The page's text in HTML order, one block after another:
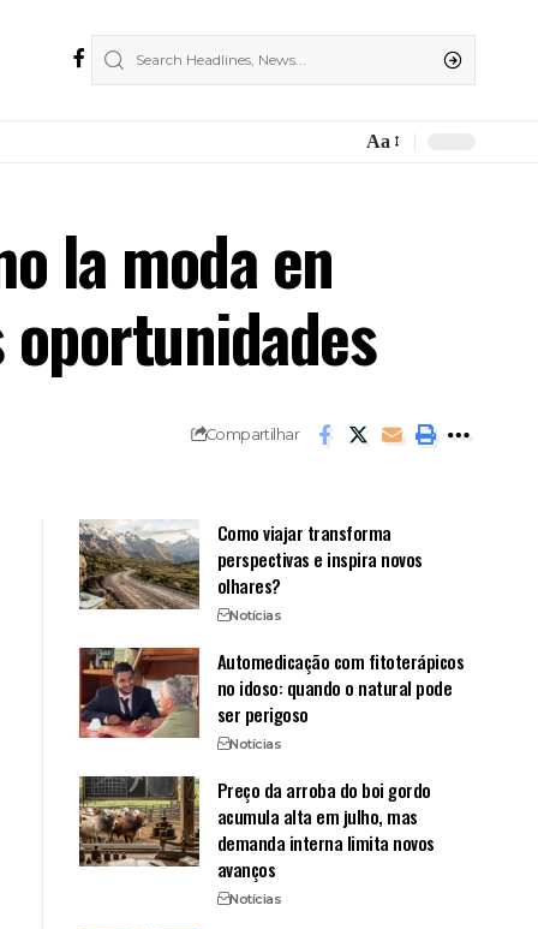
Font
Aa
la moda en
oportunidades
Compartilhar
Como viajar transforma
perspectivas e inspira novos
olhares?
Notícias
Automedicação com fitoterápicos
no idoso: quando o natural pode
ser perigoso
Notícias
Preço da arroba do boi gordo
acumula alta em julho, mas
demanda interna limita novos
avanços
Notícias